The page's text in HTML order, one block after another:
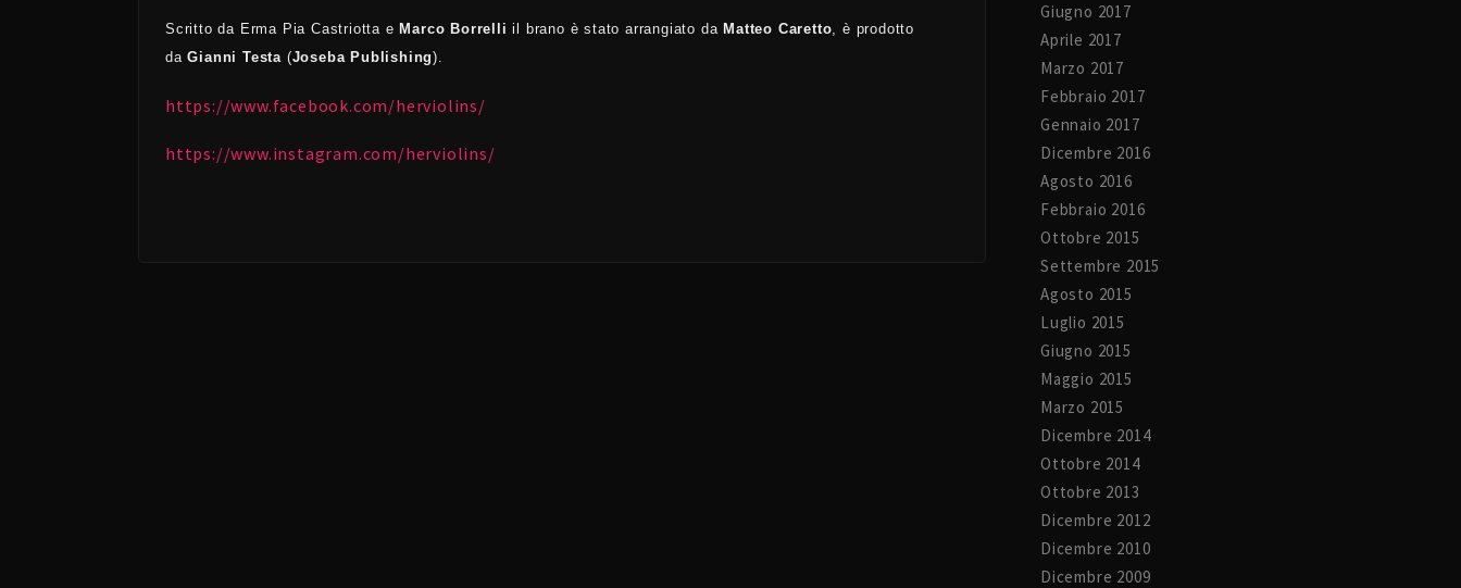
Scritto da Erma Pia Castriotta e Marco Borrelli il brano è stato arrangiato da Matteo Caretto, è prodotto
da Gianni Testa (Joseba Publishing).
https://www.facebook.com/herviolins/
https://www.instagram.com/herviolins/
Giugno 2017
Aprile 2017
Marzo 2017
Febbraio 2017
Gennaio 2017
Dicembre 2016
Agosto 2016
Febbraio 2016
Ottobre 2015
Settembre 2015
Agosto 2015
Luglio 2015
Giugno 2015
Maggio 2015
Marzo 2015
Dicembre 2014
Ottobre 2014
Ottobre 2013
Dicembre 2012
Dicembre 2010
Dicembre 2009